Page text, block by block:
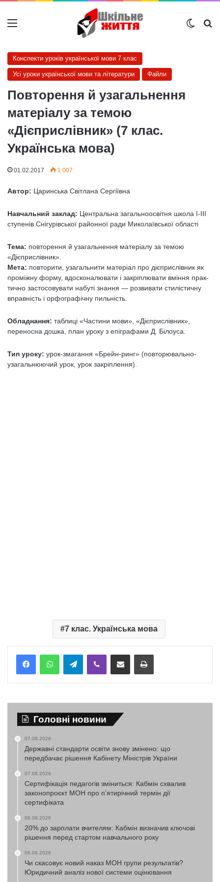
Меню
Конспекти уроків української мови 7 клас
Усі уроки української мови та літератури Файли
Повторення й узагальнення
матеріалу за темою
«Дієприслівник» (7 клас.
Українська мова)
01.02.2017 1 007
Автор: Царинська Світлана Сергіївна
Навчальний заклад: Центральна загальноосвітня школа І-ІІІ
ступенів Снігурівської районної ради Миколаївської області
Тема: повторення й узагальнення матеріалу за темою
«Дієприслівник».
Мета: повторити, узагальнити матеріал про дієприслівник як
проміжну форму, вдосконалювати і закріплювати вміння прак­
тично застосовувати набуті знання — розвивати стилістич­ну
вправність і орфографічну пильність.
Обладнання: таблиці «Частини мови», «Дієприслівник»,
переносна до­шка, план уроку з епіграфами Д. Білоуса.
Тип уроку: урок-змагання «Брейн-ринг» (повторювально-
узагальню­ючий урок, урок закріплення).
7 клас. Українська мова
TelegramViber Надіслати електронною поштоюНадрукувати
Головні новини
07.08.2026
Державні стандарти освіти знову змінено: що
передбачає рішення Кабінету Міністрів України
07.08.2026
Сертифікація педагогів зміниться: Кабмін схвалив
законопроєкт МОН про п’ятирічний термін дії
сертифіката
06.08.2026
20% до зарплати вчителям: Кабмін визначив ключові
рішення перед стартом навчального року
06.08.2026
Чи скасовує новий наказ МОН групи результатів?
Юридичний аналіз нової системи оцінювання